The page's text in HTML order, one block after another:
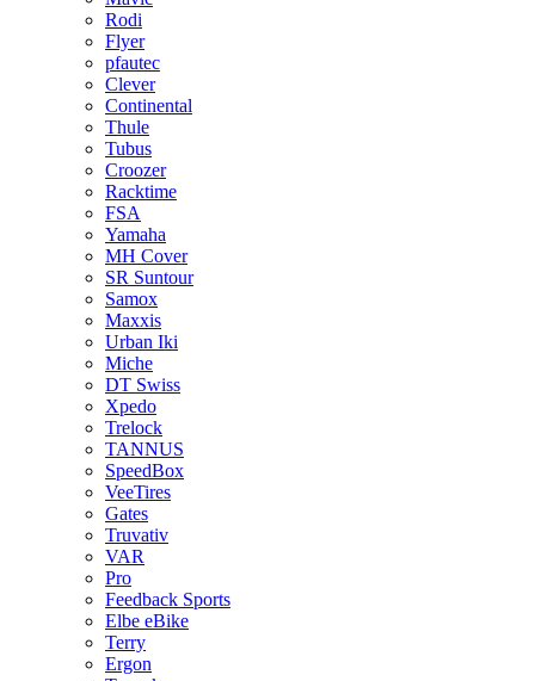
Rodi
Flyer
pfautec
Clever
Continental
Thule
Tubus
Croozer
Racktime
FSA
Yamaha
MH Cover
SR Suntour
Samox
Maxxis
Urban Iki
Miche
DT Swiss
Xpedo
Trelock
TANNUS
SpeedBox
VeeTires
Gates
Truvativ
VAR
Pro
Feedback Sports
Elbe eBike
Terry
Ergon